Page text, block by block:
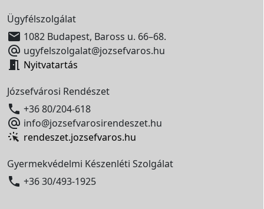
Ügyfélszolgálat
 1082 Budapest, Baross u. 66–68.
 ugyfelszolgalat@jozsefvaros.hu
 Nyitvatartás
Józsefvárosi Rendészet
 +36 80/204-618
 info@jozsefvarosirendeszet.hu
rendeszet.jozsefvaros.hu
Gyermekvédelmi Készenléti Szolgálat
 +36 30/493-1925